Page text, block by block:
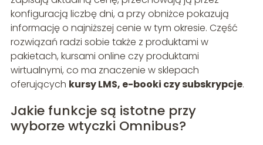
konfiguracją liczbę dni, a przy obniżce pokazują
informację o najniższej cenie w tym okresie. Część
rozwiązań radzi sobie także z produktami w
pakietach, kursami online czy produktami
wirtualnymi, co ma znaczenie w sklepach
oferujących kursy LMS, e-booki czy subskrypcje.
Jakie funkcje są istotne przy
wyborze wtyczki Omnibus?